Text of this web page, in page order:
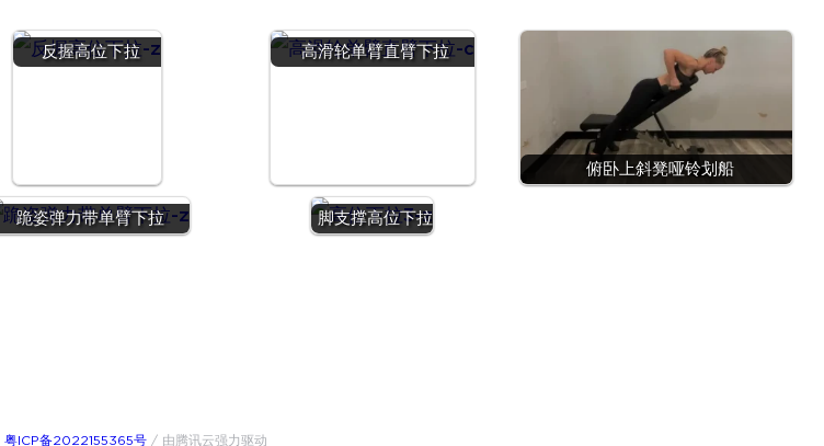
反握高位下拉 高滑轮单臂直臂下拉
俯卧上斜凳哑铃划船
跪姿弹力带单臂下拉 脚支撑高位下拉
粤ICP备2022155365号/ 由腾讯云强力驱动